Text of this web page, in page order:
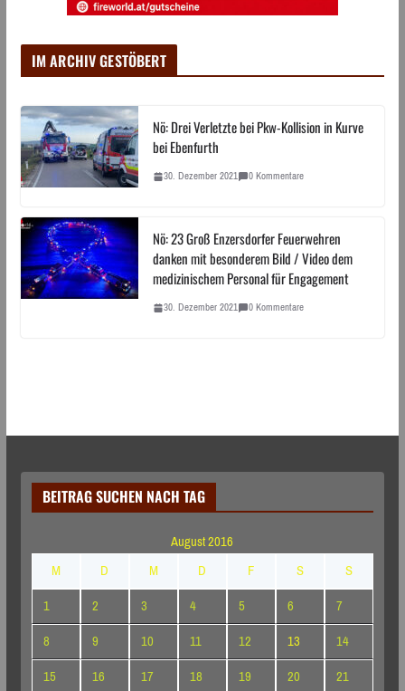
IM ARCHIV GESTÖBERT
Nö: Drei Verletzte bei Pkw-Kollision in Kurve
bei Ebenfurth
30. Dezember 2021 0 Kommentare
Nö: 23 Groß Enzersdorfer Feuerwehren
danken mit besonderem Bild / Video dem
medizinischem Personal für Engagement
30. Dezember 2021 0 Kommentare
BEITRAG SUCHEN NACH TAG
August 2016
M
D M D F S
S
1
2 3 4 5 6
7
8
9 10 11 12 13
14
15
16 17 18 19 20
21